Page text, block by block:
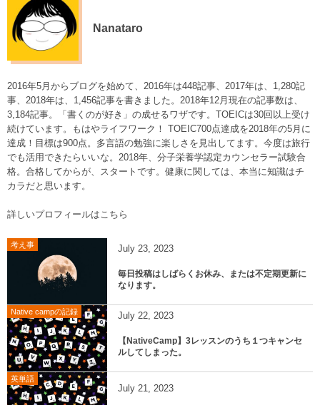
Nanataro
2016年5月からブログを始めて、2016年は448記事、2017年は、1,280記
事、2018年は、1,456記事を書きました。2018年12月現在の記事数は、
3,184記事。「書くのが好き」の成せるワザです。TOEICは30回以上受け
続けています。もはやライフワーク！ TOEIC700点達成を2018年の5月に
達成！目標は900点。多言語の勉強に楽しさを見出してます。今度は旅行
でも活用できたらいいな。2018年、分子栄養学認定カウンセラー試験合
格。合格してからが、スタートです。健康に関しては、本当に知識はチ
カラだと思います。
詳しいプロフィールはこちら
考え事 July 23, 2023
毎日投稿はしばらくお休み、または不定期更新に
なります。
Native campの記録 July 22, 2023
【NativeCamp】3レッスンのうち１つキャンセ
ルしてしまった。
英単語
July 21, 2023